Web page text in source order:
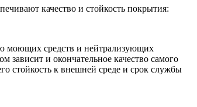
качество и стойкость покрытия:
моющих средств и нейтрализующих
зависит и окончательное качество самого
стойкость к внешней среде и срок службы